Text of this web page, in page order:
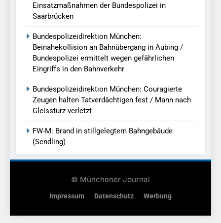
Einsatzmaßnahmen der Bundespolizei in
Saarbrücken
Bundespolizeidirektion München:
Beinahekollision an Bahnübergang in Aubing /
Bundespolizei ermittelt wegen gefährlichen
Eingriffs in den Bahnverkehr
Bundespolizeidirektion München: Couragierte
Zeugen halten Tatverdächtigen fest / Mann nach
Gleissturz verletzt
FW-M: Brand in stillgelegtem Bahngebäude
(Sendling)
© Münchener Journal
Impressum Datenschutz Werbung